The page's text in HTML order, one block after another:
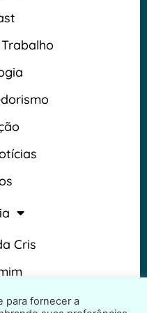
Cris
para fornecer a